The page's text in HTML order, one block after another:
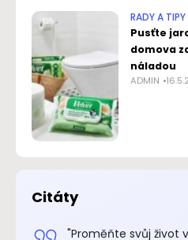
RADY A TIPY
Pusťte
domova
náladou
ADMIN
Citáty
"Proměňte svůj život